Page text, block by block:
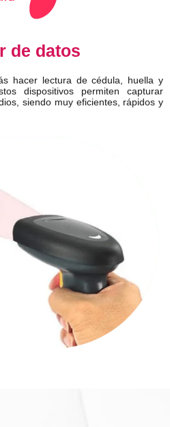
de datos
hacer lectura de cédula, huella y
dispositivos permiten capturar
siendo muy eficientes, rápidos y